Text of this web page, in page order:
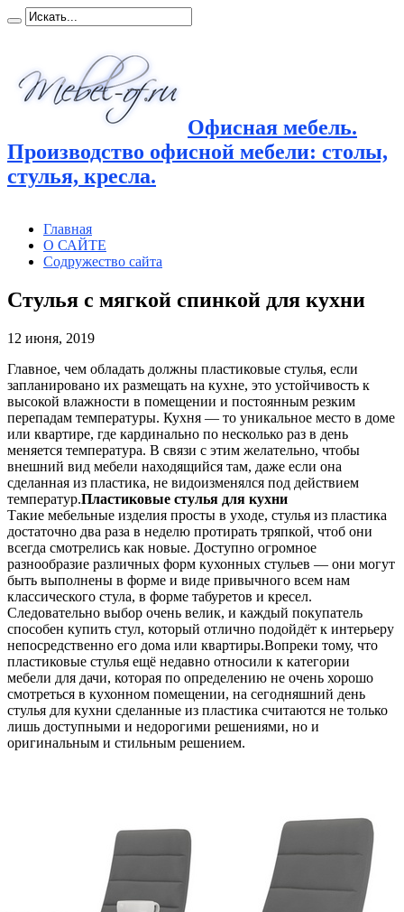
Офисная мебель.
Производство офисной мебели: столы,
стулья, кресла.
Главная
О САЙТЕ
Содружество сайта
Стулья с мягкой спинкой для кухни
12 июня, 2019
Главное, чем обладать должны пластиковые стулья, если
запланировано их размещать на кухне, это устойчивость к
высокой влажности в помещении и постоянным резким
перепадам температуры. Кухня — то уникальное место в доме
или квартире, где кардинально по несколько раз в день
меняется температура. В связи с этим желательно, чтобы
внешний вид мебели находящийся там, даже если она
сделанная из пластика, не видоизменялся под действием
температур.Пластиковые стулья для кухни
Такие мебельные изделия просты в уходе, стулья из пластика
достаточно два раза в неделю протирать тряпкой, чтоб они
всегда смотрелись как новые. Доступно огромное
разнообразие различных форм кухонных стульев — они могут
быть выполнены в форме и виде привычного всем нам
классического стула, в форме табуретов и кресел.
Следовательно выбор очень велик, и каждый покупатель
способен купить стул, который отлично подойдёт к интерьеру
непосредственно его дома или квартиры.Вопреки тому, что
пластиковые стулья ещё недавно относили к категории
мебели для дачи, которая по определению не очень хорошо
смотреться в кухонном помещении, на сегодняшний день
стулья для кухни сделанные из пластика считаются не только
лишь доступными и недорогими решениями, но и
оригинальным и стильным решением.